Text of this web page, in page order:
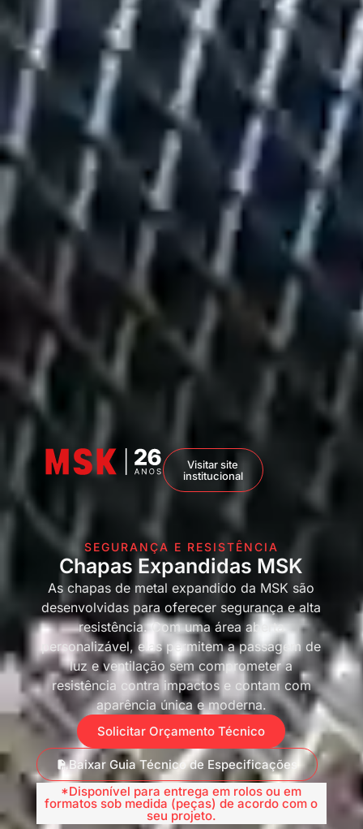
Visitar site
institucional
SEGURANÇA E RESISTÊNCIA
Chapas Expandidas MSK
As chapas de metal expandido da MSK são
desenvolvidas para oferecer segurança e alta
resistência. Com uma área aberta
personalizável, elas permitem a passagem de
luz e ventilação sem comprometer a
resistência contra impactos e contam com
aparência única e moderna.
Solicitar Orçamento Técnico
Baixar Guia Técnico de Especificações
*Disponível para entrega em rolos ou em
formatos sob medida (peças) de acordo com o
seu projeto.